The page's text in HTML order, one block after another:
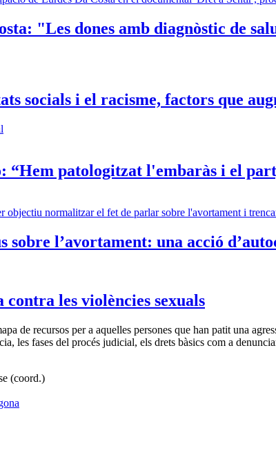
"Les dones amb diagnòstic de
socials i el racisme, factors que
“Hem patologitzat l'embaràs i el
sobre l’avortament: una acció
les violències sexuals
de recursos per a aquelles persones que han patit una
les fases del procés judicial, els drets bàsics com a
(coord.)